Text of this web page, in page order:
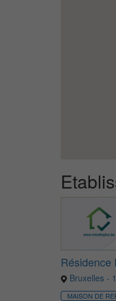
Résidence
Bruxelles -
MAISON DE